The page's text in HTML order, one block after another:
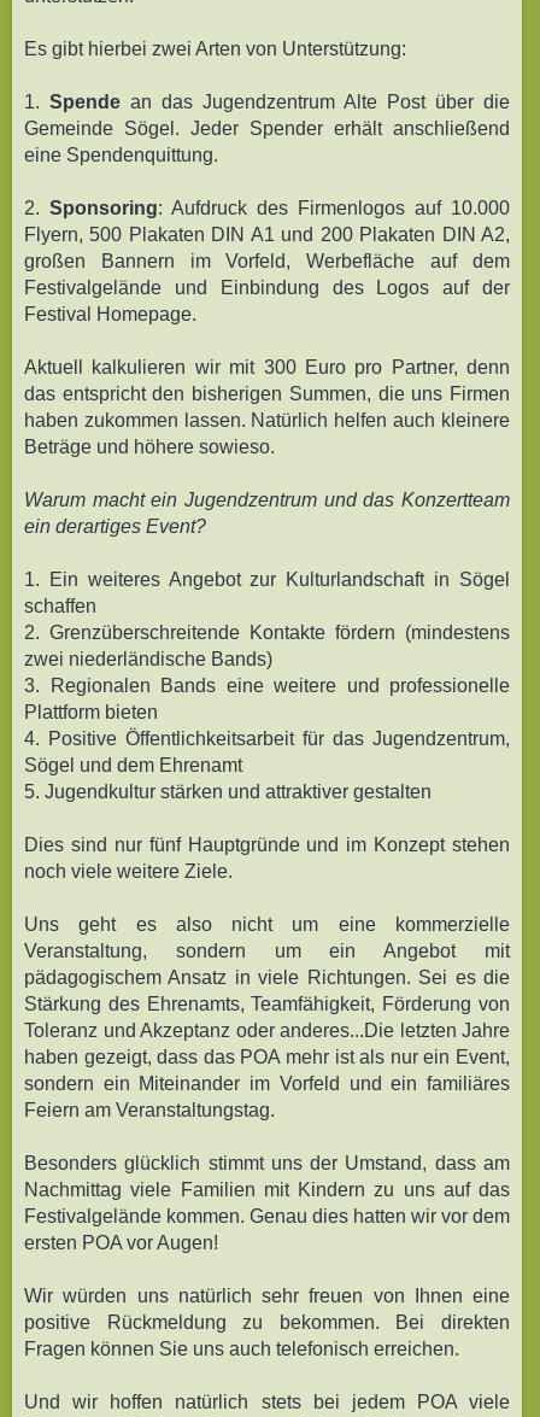
Es gibt hierbei zwei Arten von Unterstützung:
1. Spende an das Jugendzentrum Alte Post über die
Gemeinde Sögel. Jeder Spender erhält anschließend
eine Spendenquittung.
2. Sponsoring: Aufdruck des Firmenlogos auf 10.000
Flyern, 500 Plakaten DIN A1 und 200 Plakaten DIN A2,
großen Bannern im Vorfeld, Werbefläche auf dem
Festivalgelände und Einbindung des Logos auf der
Festival Homepage.
Aktuell kalkulieren wir mit 300 Euro pro Partner, denn
das entspricht den bisherigen Summen, die uns Firmen
haben zukommen lassen. Natürlich helfen auch kleinere
Beträge und höhere sowieso.
Warum macht ein Jugendzentrum und das Konzertteam
ein derartiges Event?
1. Ein weiteres Angebot zur Kulturlandschaft in Sögel
schaffen
2. Grenzüberschreitende Kontakte fördern (mindestens
zwei niederländische Bands)
3. Regionalen Bands eine weitere und professionelle
Plattform bieten
4. Positive Öffentlichkeitsarbeit für das Jugendzentrum,
Sögel und dem Ehrenamt
5. Jugendkultur stärken und attraktiver gestalten
Dies sind nur fünf Hauptgründe und im Konzept stehen
noch viele weitere Ziele.
Uns geht es also nicht um eine kommerzielle
Veranstaltung, sondern um ein Angebot mit
pädagogischem Ansatz in viele Richtungen. Sei es die
Stärkung des Ehrenamts, Teamfähigkeit, Förderung von
Toleranz und Akzeptanz oder anderes...Die letzten Jahre
haben gezeigt, dass das POA mehr ist als nur ein Event,
sondern ein Miteinander im Vorfeld und ein familiäres
Feiern am Veranstaltungstag.
Besonders glücklich stimmt uns der Umstand, dass am
Nachmittag viele Familien mit Kindern zu uns auf das
Festivalgelände kommen. Genau dies hatten wir vor dem
ersten POA vor Augen!
Wir würden uns natürlich sehr freuen von Ihnen eine
positive Rückmeldung zu bekommen. Bei direkten
Fragen können Sie uns auch telefonisch erreichen.
Und wir hoffen natürlich stets bei jedem POA viele